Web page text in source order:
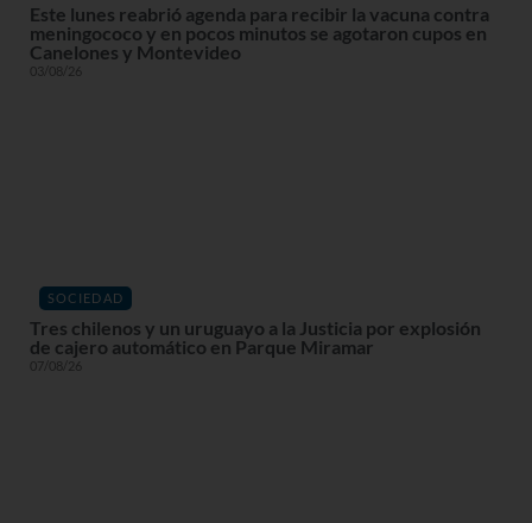
Este lunes reabrió agenda para recibir la vacuna contra
meningococo y en pocos minutos se agotaron cupos en
Canelones y Montevideo
03/08/26
SOCIEDAD
Tres chilenos y un uruguayo a la Justicia por explosión
de cajero automático en Parque Miramar
07/08/26